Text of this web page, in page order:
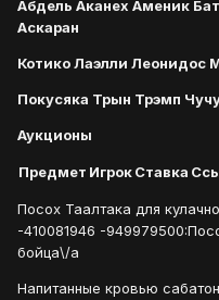
Абдель Аканех Аменик
Аскаран
Котико Лаэлли Леонидос
Покусяка Трын Трэмп
Аукционы
Предмет ИгрокСтавка
Посох Таалтака для
-410081946 -
бойца\/a
Напитанные кровью